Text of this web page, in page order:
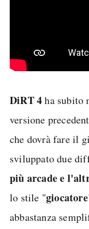
DiRT 4ha subito
versione
che dovrà fare il
sviluppato due
più arcade e
lo stile "giocatore
abbastanza